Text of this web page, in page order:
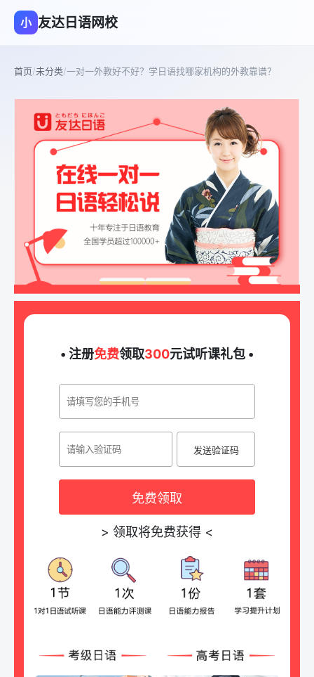
小 友达日语网校
首页/未分类/一对一外教好不好？学日语找哪家机构的外教靠谱？
• 注册免费领取300元试听课礼包 •
发送验证码
免费领取
> 领取将免费获得 <